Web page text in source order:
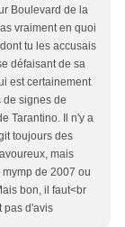
Boulevard de la
vraiment en quoi
tu les accusais
défaisant de sa
est certainement
de signes de
Tarantino. Il n'y a
toujours des
mais
de 2007 ou
bon, il faut<br
pas d'avis